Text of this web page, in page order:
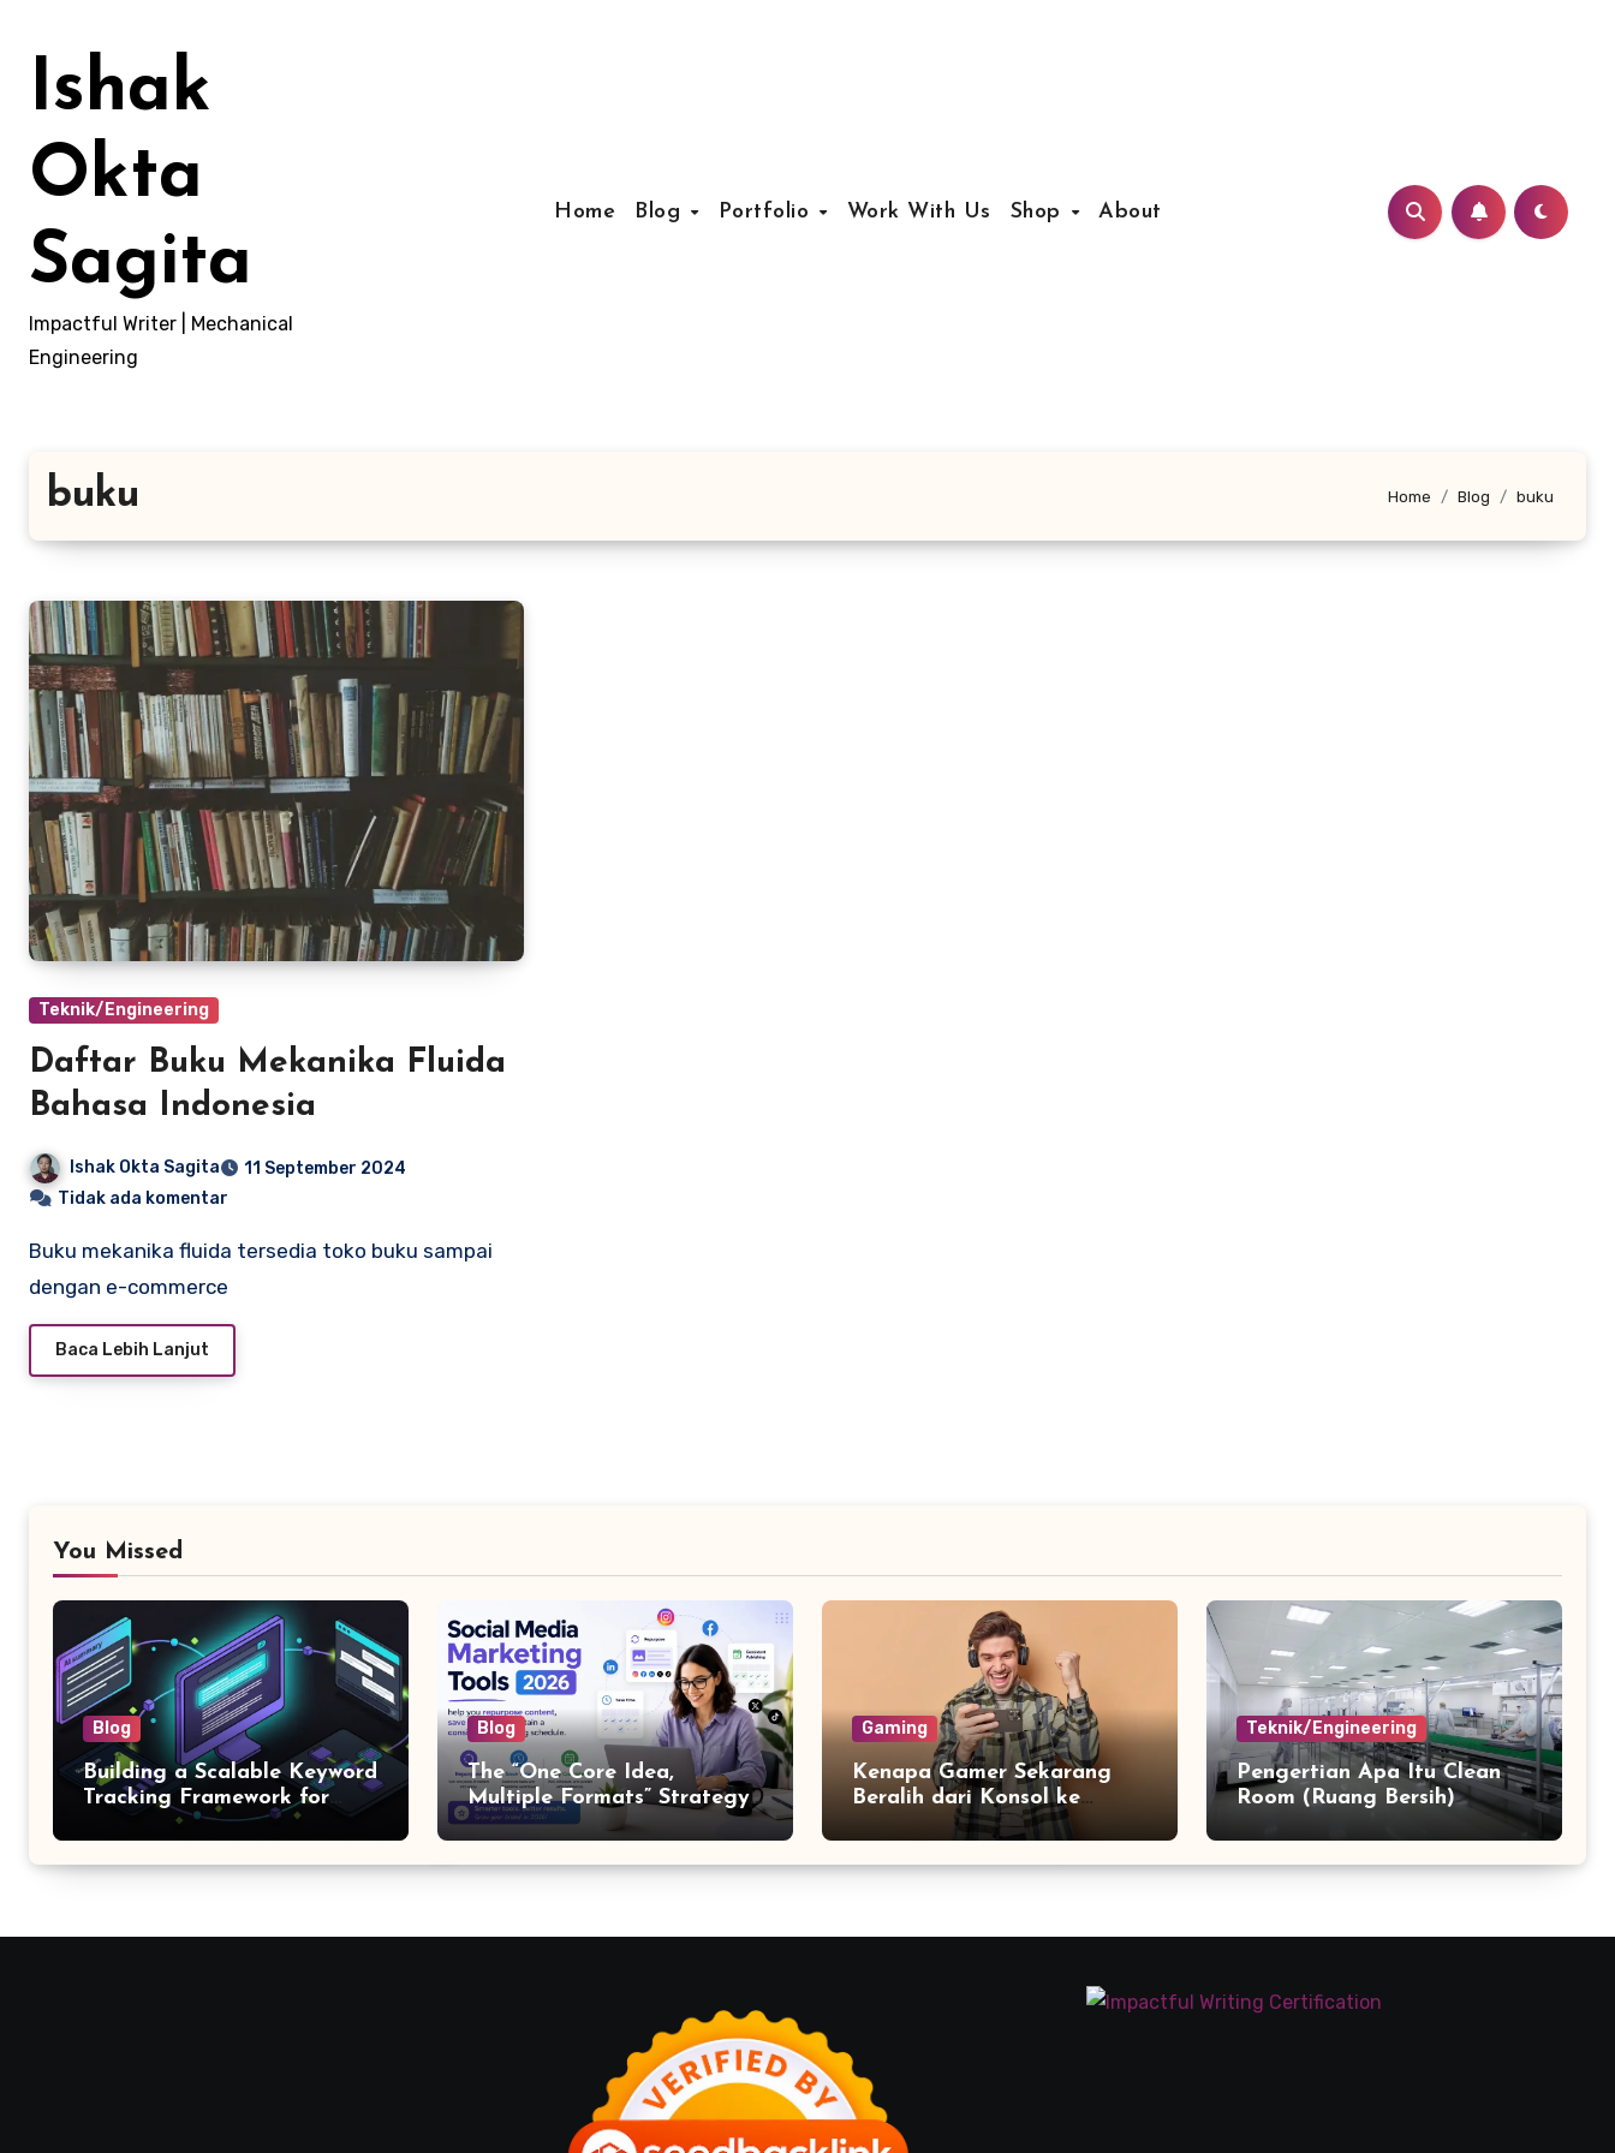
kontenIshak
Okta
Sagita
Impactful Writer | Mechanical
Engineering
Home Blog Portfolio Work With Us Shop About
buku Home Blog buku
Teknik/Engineering
Daftar Buku Mekanika Fluida
Bahasa Indonesia
Ishak Okta Sagita
11 September 2024
Tidak ada komentar
Buku mekanika fluida tersedia toko buku sampai
dengan e-commerce
Baca Lebih Lanjut
You Missed
Blog
Building a Scalable Keyword
Tracking Framework for
Multi-Client SEO Agencies
Blog
The “One Core Idea,
Multiple Formats” Strategy
for Maximum Content
Output
Gaming
Kenapa Gamer Sekarang
Beralih dari Konsol ke
Mobile Gaming? Ini
Alasannya
Teknik/Engineering
Pengertian Apa Itu Clean
Room (Ruang Bersih)